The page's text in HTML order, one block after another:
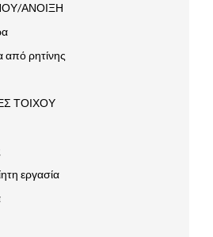
ΑΝΟΙΞΗ
από ρητίνης
ΤΟΙΧΟΥ
εργασία